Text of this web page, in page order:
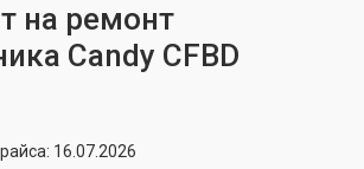
на ремонт
Candy CFBD
16.07.2026